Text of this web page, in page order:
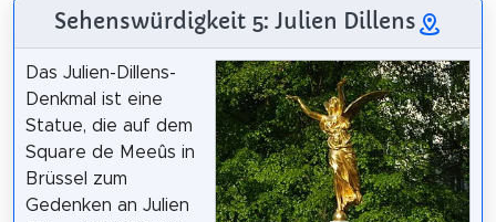
Sehenswürdigkeit 5: Julien Dillens
Das Julien-Dillens-
Denkmal ist eine
Statue, die auf dem
Square de Meeûs in
Brüssel zum
Gedenken an Julien